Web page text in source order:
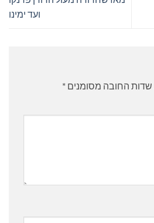
ועד ימינו
שדות החובה מסומנים *